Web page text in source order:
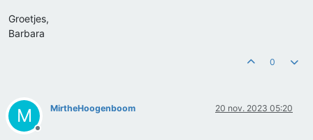
Groetjes,
Barbara
0
M
Offline
MirtheHoogenboom 20 nov. 2023 05:20